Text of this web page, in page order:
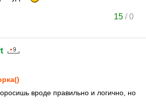
15 /0
вроде правильно и логично, но